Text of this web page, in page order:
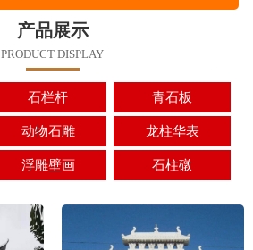
产品展示
PRODUCT DISPLAY
石栏杆 青石板
动物石雕 龙柱华表
浮雕壁画 石柱礅